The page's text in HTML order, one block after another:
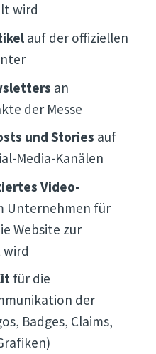
wird
auf der offiziellen
an
der Messe
und Stories auf
Media-Kanälen
Video-
Unternehmen für
Website zur
für die
der
Badges, Claims,